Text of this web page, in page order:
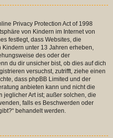
Privacy Protection Act of 1998
von Kindern im Internet von
festlegt, dass Websites, die
unter 13 Jahren erheben,
des oder der
du dir unsicher bist, ob dies auf dich
versuchst, zutrifft, ziehe einen
dass phpBB Limited und der
anbieten kann und nicht die
Art ist; außer solchen, die
falls es Beschwerden oder
behandelt werden.